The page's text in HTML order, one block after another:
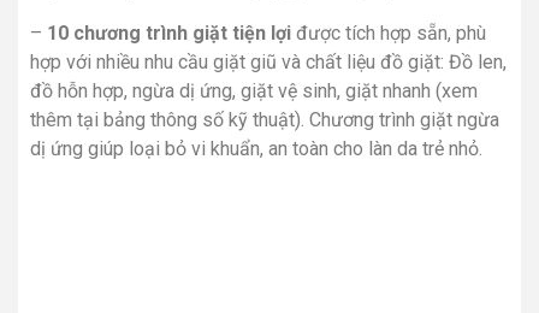
– 10 chương trình giặt tiện lợi được tích hợp sẵn, phù
hợp với nhiều nhu cầu giặt giũ và chất liệu đồ giặt: Đồ len,
đồ hỗn hợp, ngừa dị ứng, giặt vệ sinh, giặt nhanh (xem
thêm tại bảng thông số kỹ thuật). Chương trình giặt ngừa
dị ứng giúp loại bỏ vi khuẩn, an toàn cho làn da trẻ nhỏ.